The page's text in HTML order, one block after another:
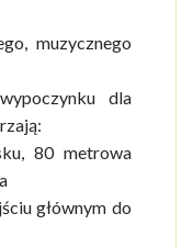
muzycznego
dla
80 metrowa
głównym do